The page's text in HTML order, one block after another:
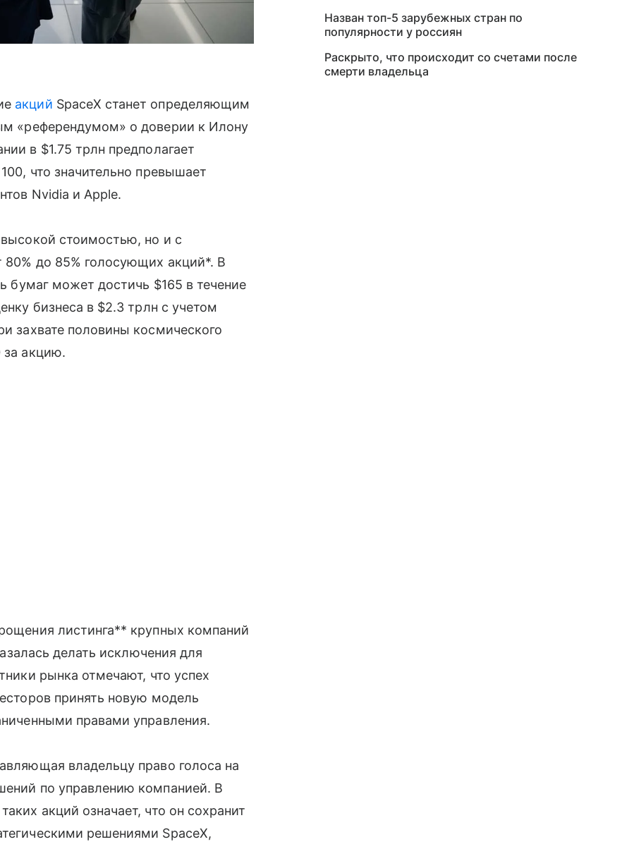
акций SpaceX станет определяющим
«референдумом» о доверии к Илону
в $1.75 трлн предполагает
что значительно превышает
Nvidia и Apple.
стоимостью, но и с
80% до 85% голосующих акций*. В
бумаг может достичь $165 в течение
бизнеса в $2.3 трлн с учетом
захвате половины космического
за акцию.
листинга** крупных компаний
делать исключения для
рынка отмечают, что успех
принять новую модель
правами управления.
владельцу право голоса на
по управлению компанией. В
акций означает, что он сохранит
решениями SpaceX,
Назван топ-5 зарубежных стран по
популярности у россиян
Раскрыто, что происходит со счетами после
смерти владельца